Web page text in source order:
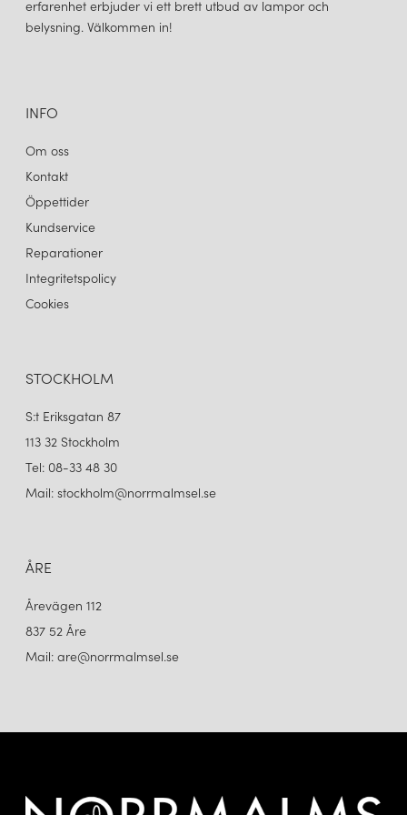
erfarenhet erbjuder vi ett brett utbud av lampor och
belysning. Välkommen in!
INFO
Om oss
Kontakt
Öppettider
Kundservice
Reparationer
Integritetspolicy
Cookies
STOCKHOLM
S:t Eriksgatan 87
113 32 Stockholm
Tel: 08-33 48 30
Mail: stockholm@norrmalmsel.se
ÅRE
Årevägen 112
837 52 Åre
Mail: are@norrmalmsel.se